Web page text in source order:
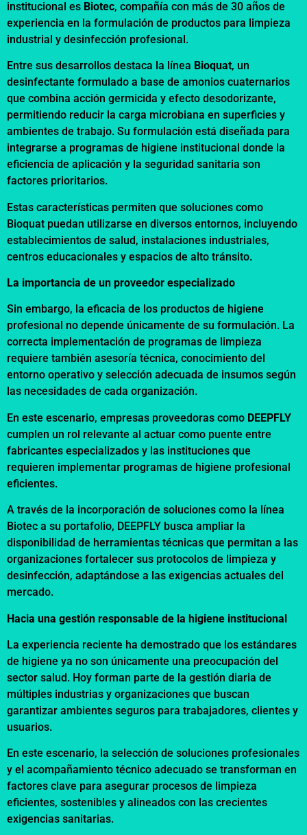
institucional es Biotec, compañía con más de 30 años de
experiencia en la formulación de productos para limpieza
industrial y desinfección profesional.
Entre sus desarrollos destaca la línea Bioquat, un
desinfectante formulado a base de amonios cuaternarios
que combina acción germicida y efecto desodorizante,
permitiendo reducir la carga microbiana en superficies y
ambientes de trabajo. Su formulación está diseñada para
integrarse a programas de higiene institucional donde la
eficiencia de aplicación y la seguridad sanitaria son
factores prioritarios.
Estas características permiten que soluciones como
Bioquat puedan utilizarse en diversos entornos, incluyendo
establecimientos de salud, instalaciones industriales,
centros educacionales y espacios de alto tránsito.
La importancia de un proveedor especializado
Sin embargo, la eficacia de los productos de higiene
profesional no depende únicamente de su formulación. La
correcta implementación de programas de limpieza
requiere también asesoría técnica, conocimiento del
entorno operativo y selección adecuada de insumos según
las necesidades de cada organización.
En este escenario, empresas proveedoras como DEEPFLY
cumplen un rol relevante al actuar como puente entre
fabricantes especializados y las instituciones que
requieren implementar programas de higiene profesional
eficientes.
A través de la incorporación de soluciones como la línea
Biotec a su portafolio, DEEPFLY busca ampliar la
disponibilidad de herramientas técnicas que permitan a las
organizaciones fortalecer sus protocolos de limpieza y
desinfección, adaptándose a las exigencias actuales del
mercado.
Hacia una gestión responsable de la higiene institucional
La experiencia reciente ha demostrado que los estándares
de higiene ya no son únicamente una preocupación del
sector salud. Hoy forman parte de la gestión diaria de
múltiples industrias y organizaciones que buscan
garantizar ambientes seguros para trabajadores, clientes y
usuarios.
En este escenario, la selección de soluciones profesionales
y el acompañamiento técnico adecuado se transforman en
factores clave para asegurar procesos de limpieza
eficientes, sostenibles y alineados con las crecientes
exigencias sanitarias.